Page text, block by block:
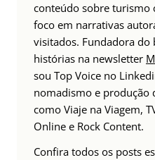
conteúdo sobre turismo
foco em narrativas
visitados. Fundadora
histórias na newsletter
sou Top Voice no
nomadismo e produção
como Viaje na Viagem,
Online e Rock Content.
Confira todos os posts